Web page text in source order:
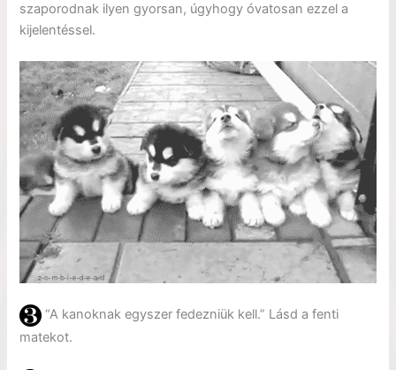
szaporodnak ilyen gyorsan, úgyhogy óvatosan ezzel a
kijelentéssel.
“A kanoknak egyszer fedezniük kell.” Lásd a fenti
matekot.